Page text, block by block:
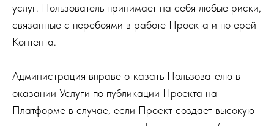
услуг. Пользователь принимает на себя любые риски,
связанные с перебоями в работе Проекта и потерей
Контента.
Администрация вправе отказать Пользователю в
оказании Услуги по публикации Проекта на
Платформе в случае, если Проект создает высокую